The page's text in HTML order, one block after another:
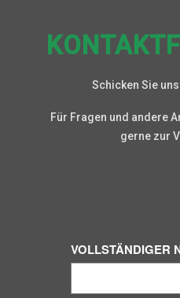
Schicken Sie
Für Fragen und andere
gerne zur
VOLLSTÄNDIGER